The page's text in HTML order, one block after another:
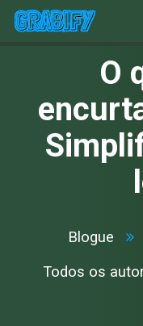
O
Blogue
Todos os